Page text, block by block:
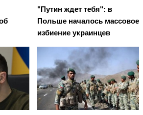
"Путин ждет тебя": в
Польше началось массовое
избиение украинцев